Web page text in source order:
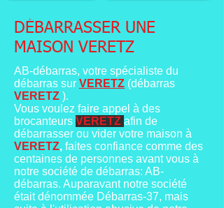
DÉBARRASSER UNE
MAISON VERETZ
AB-débarras, votre spécialiste du
débarras sur VERETZ (débarras
VERETZ ).
Vous voulez faire appel à des
brocanteurs VERETZ afin de
débarrasser ou vider votre maison à
VERETZ, faites confiance comme des
centaines de personnes avant vous à
notre société de débarras: AB-
débarras. Auparavant notre société
était dénommée Débarras-37, mais